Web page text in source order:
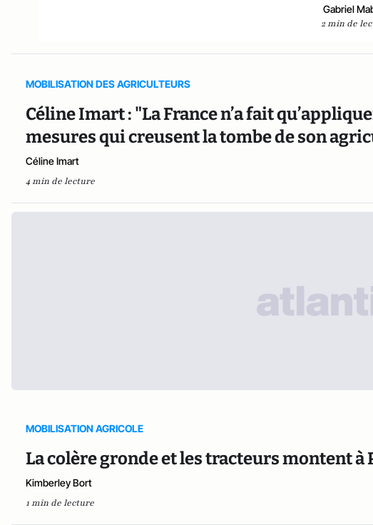
Gabriel
2 min de
MOBILISATION DES AGRICULTEURS
Céline Imart : "La France n’a fait
mesures qui creusent la tombe de son
Céline Imart
4 min de lecture
MOBILISATION AGRICOLE
La colère gronde et les tracteurs montent à
Kimberley Bort
1 min de lecture